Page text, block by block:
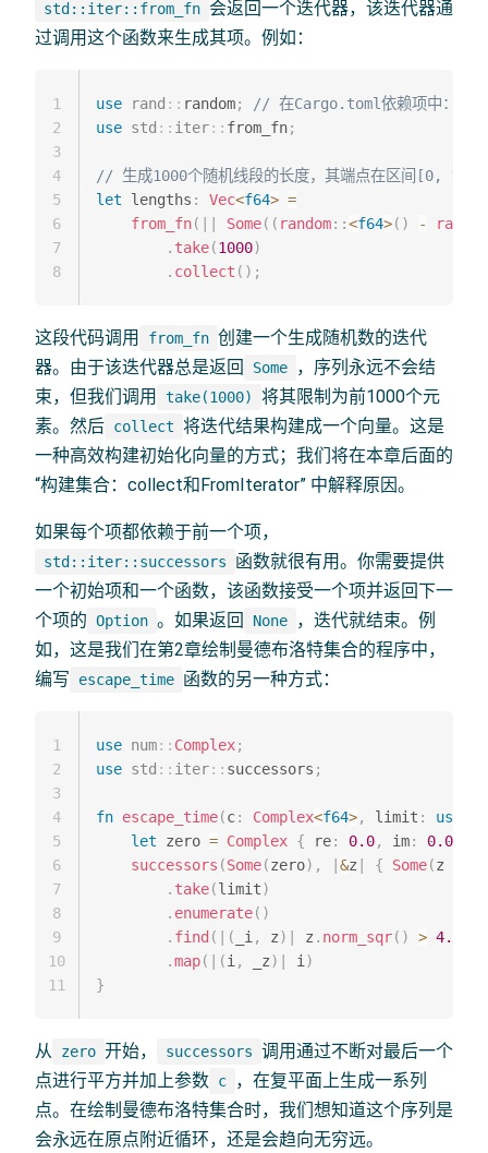
std::iter::from_fn 会返回一个迭代器，该迭代器通
过调用这个函数来生成其项。例如：
use rand :: random;
// 在Cargo.toml依赖项中：
use std :: iter:: from_fn;
// 生成1000个随机线段的长度，其端点在区间[0, 1]上
let lengths : Vec<f64> =
from_fn( Some( ( random::<f64>( ) -
random
. take(1000)
. collect ( ) ;
1
2
3
4
5
6
7
8
这段代码调用 from_fn 创建一个生成随机数的迭代
器。由于该迭代器总是返回
Some
，序列永远不会结
束，但我们调用
take(1000)
将其限制为前1000个元
素。然后 collect 将迭代结果构建成一个向量。这是
一种高效构建初始化向量的方式；我们将在本章后面的
“构建集合：collect和FromIterator” 中解释原因。
如果每个项都依赖于前一个项，
std::iter::successors
函数就很有用。你需要提供
一个初始项和一个函数，该函数接受一个项并返回下一
个项的 Option 。如果返回 None
，迭代就结束。例
如，这是我们在第2章绘制曼德布洛特集合的程序中，
编写
escape_time 函数的另一种方式：
use num:: Complex;
use std :: iter:: successors ;
fn escape_time(c: Complex<f64>, limit : usize
let zero = Complex { re: 0.0, im: 0.0
successors (Some(zero) , &z { Some(z
. take(limit)
. enumerate( )
. find ( ( _i , z) z . norm_sqr( ) > 4.0
.map( (i , _z) i )
}
1
2
3
4
5
6
7
8
9
10
11
从 zero 开始， successors 调用通过不断对最后一个
点进行平方并加上参数 c
，在复平面上生成一系列
点。在绘制曼德布洛特集合时，我们想知道这个序列是
会永远在原点附近循环，还是会趋向无穷远。